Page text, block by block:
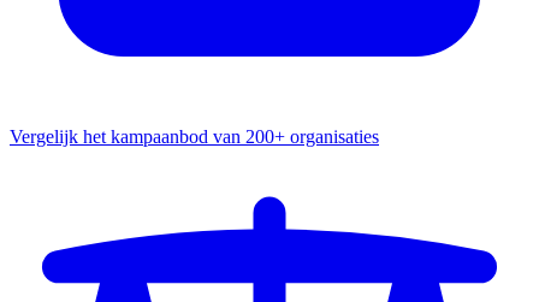
Vergelijk het kampaanbod van 200+ organisaties